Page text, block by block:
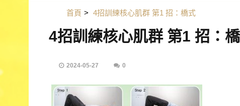
首頁 > 4招訓練核心肌群 第1 招：橋式
4招訓練核心肌群 第1 招：
2024-05-27 0